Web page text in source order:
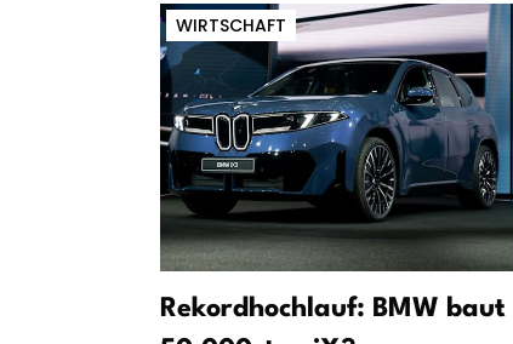
WIRTSCHAFT
Rekordhochlauf: BMW baut